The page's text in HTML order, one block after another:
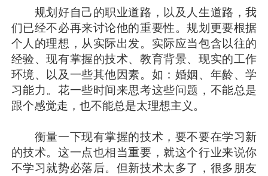
规划好自己的职业道路，以及人生道路，我
们已经不必再来讨论他的重要性。规划更要根据
个人的理想，从实际出发。实际应当包含以往的
经验、现有掌握的技术、教育背景、现实的工作
环境、以及一些其他因素。如：婚姻、年龄、学
习能力。花一些时间来思考这些问题，不能总是
跟个感觉走，也不能总是太理想主义。
衡量一下现有掌握的技术，要不要在学习新
的技术。这一点也相当重要，就这个行业来说你
不学习就势必落后。但新技术太多了，很多朋友